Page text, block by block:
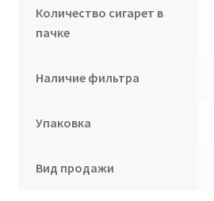
Количество сигарет в
пачке
Наличие фильтра
Упаковка
Вид продажи